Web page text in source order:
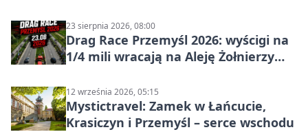
23 sierpnia 2026, 08:00
Drag Race Przemyśl 2026: wyścigi na
1/4 mili wracają na Aleję Żołnierzy
12 września 2026, 05:15
Mystictravel: Zamek w Łańcucie,
Krasiczyn i Przemyśl – serce wschodu